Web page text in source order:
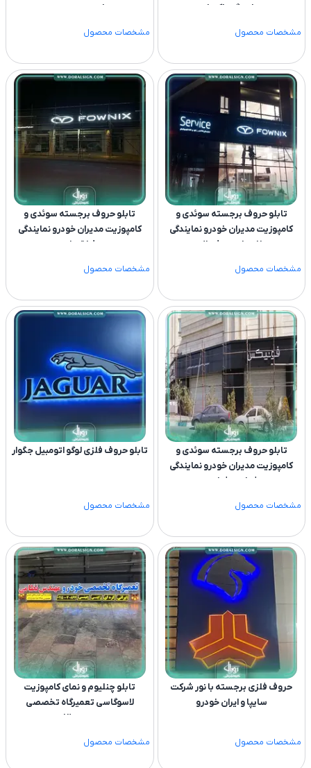
نمایندگی پاکروان
مشخصات محصول
امنیت پرست
مشخصات محصول
تابلو حروف برجسته سوئدی و
کامپوزیت مدیران خودرو نمایندگی
خانه خودرو شمال
مشخصات محصول
تابلو حروف برجسته سوئدی و
کامپوزیت مدیران خودرو نمایندگی
شفقتیان
مشخصات محصول
تابلو حروف برجسته سوئدی و
کامپوزیت مدیران خودرو نمایندگی
فرخنده فتاحی
مشخصات محصول
تابلو حروف فلزی لوگو اتومبیل جگوار
مشخصات محصول
حروف فلزی برجسته با نور شرکت
سایپا و ایران خودرو
مشخصات محصول
تابلو چنلیوم و نمای کامپوزیت
لاسوگاسی تعمیرگاه تخصصی
مهندس نظامی
مشخصات محصول